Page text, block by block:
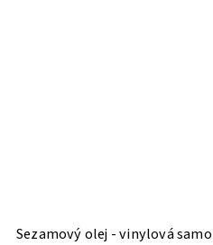
Sezamový olej - vinylová